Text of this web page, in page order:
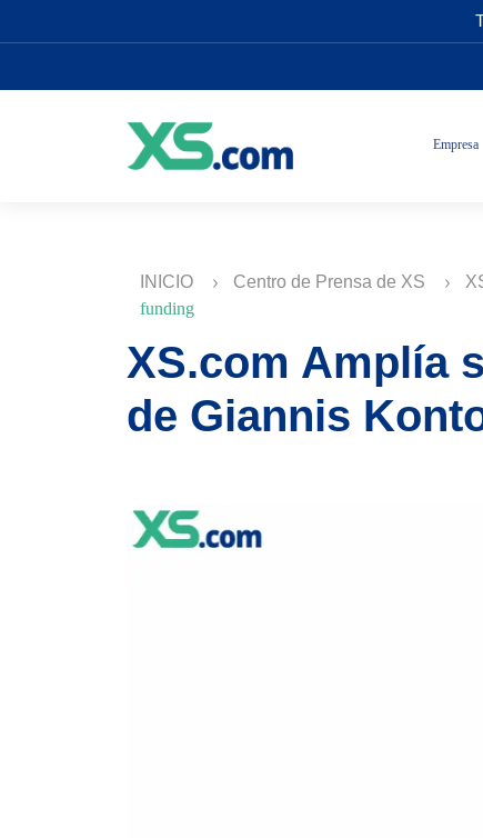
Empresa
INICIO Centro de Prensa de XS
funding
XS.com Amplía
de Giannis